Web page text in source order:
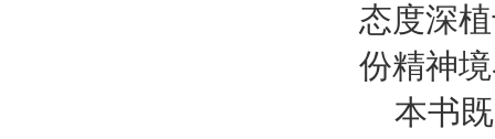
态度深
份精神
本书